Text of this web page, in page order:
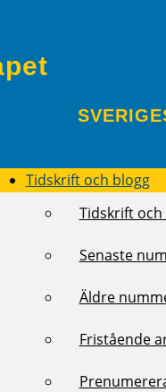
Tidskrift och blogg
Tidskrift och
Senaste
Äldre
Fristående